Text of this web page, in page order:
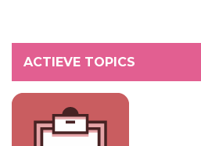
ACTIEVE TOPICS